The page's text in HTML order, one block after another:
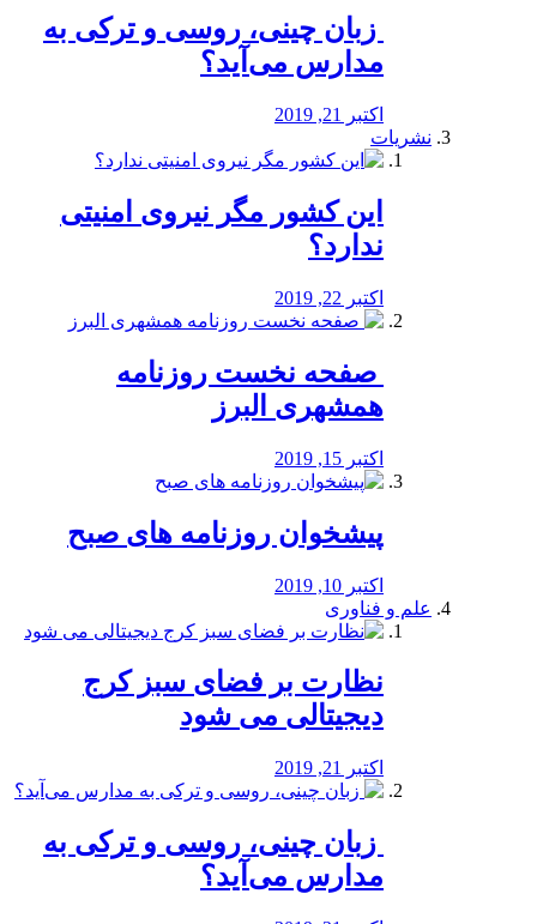
️ زبان چینی، روسی و ترکی به
مدارس می‌آید؟
اکتبر 21, 2019
نشریات
این کشور مگر نیروی امنیتی
ندارد؟
اکتبر 22, 2019
️ صفحه نخست روزنامه‌
همشهری البرز
اکتبر 15, 2019
پیشخوان روزنامه های صبح
اکتبر 10, 2019
علم و فناوری
نظارت بر فضای سبز کرج
دیجیتالی می شود
اکتبر 21, 2019
️ زبان چینی، روسی و ترکی به
مدارس می‌آید؟